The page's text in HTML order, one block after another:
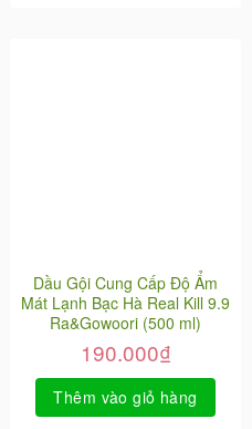
Dầu Gội Cung Cấp Độ Ẩm
Mát Lạnh Bạc Hà Real Kill 9.9
Ra&Gowoori (500 ml)
190.000₫
Thêm vào giỏ hàng